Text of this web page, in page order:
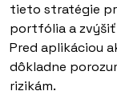
tieto stratégie
portfólia a
Pred aplikáciou
dôkladne
rizikám.